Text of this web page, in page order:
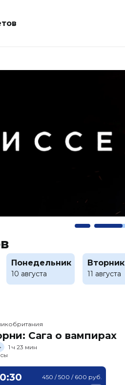
Понедельник
10 августа
Вторник
11 августа
Сага о вампирах
1 ч 23 мин
450 / 500 / 600 руб.